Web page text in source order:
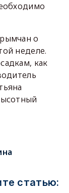
о
неделе.
как
статью: